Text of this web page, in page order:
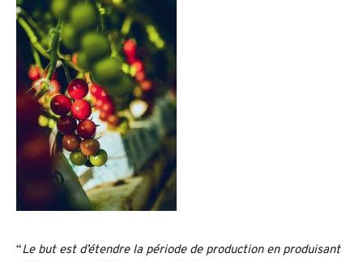
“Le but est d’étendre la période de production en produisant